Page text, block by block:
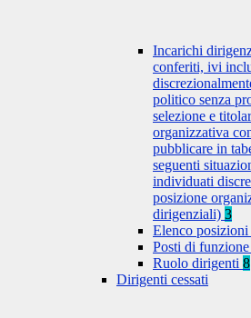
Incarichi
conferiti, ivi
politico senza
selezione e
organizzativa
pubblicare in
seguenti
individuati
posizione
dirigenziali) 3
Elenco
Posti di
Ruolo dirigenti 8
Dirigenti cessati